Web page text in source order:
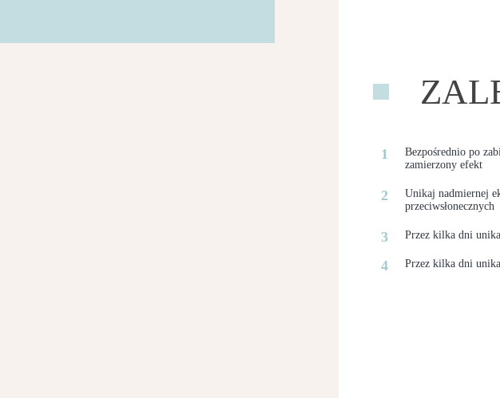
Bezpośrednio po
zamierzony efekt
Unikaj nadmiernej
przeciwsłonecznych
Przez kilka dni
Przez kilka dni